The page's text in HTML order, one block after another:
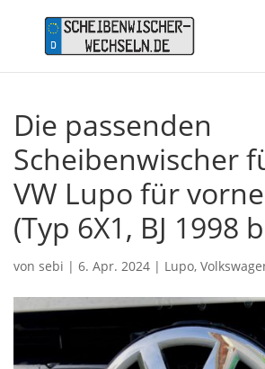
Die passenden
Scheibenwischer
VW Lupo für
(Typ 6X1, BJ 1998
von sebi | 6. Apr. 2024 | Lupo,